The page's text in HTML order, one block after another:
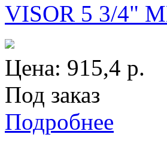
VISOR 5 3/4"
Цена: 915,4 р.
Под заказ
Подробнее